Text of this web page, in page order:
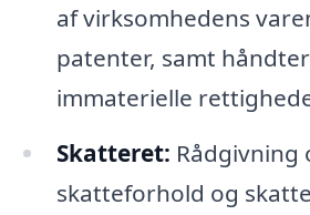
af virksomhedens
patenter, samt
immaterielle
Skatteret: Rådgivning
skatteforhold og